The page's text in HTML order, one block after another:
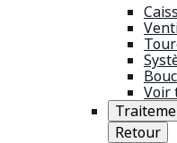
Voir
Retour